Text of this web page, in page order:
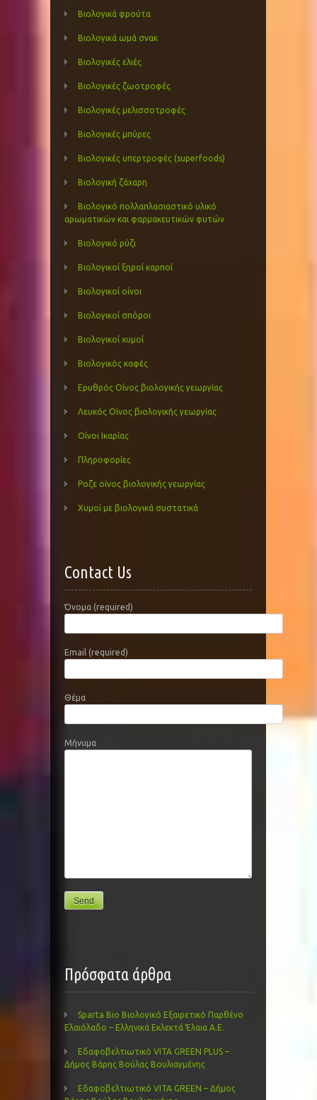
Βιολογικά φρούτα
Βιολογικά ωμά σνακ
Βιολογικές ελιές
Βιολογικές ζωοτροφές
Βιολογικές μελισσοτροφές
Βιολογικές μπύρες
Βιολογικές υπερτροφές (superfoods)
Βιολογική ζάχαρη
Βιολογικό πολλαπλασιαστικό υλικό
αρωματικών και φαρμακευτικών φυτών
Βιολογικό ρύζι
Βιολογικοί ξηροί καρποί
Βιολογικοί οίνοι
Βιολογικοί σπόροι
Βιολογικοί χυμοί
Βιολογικός καφές
Ερυθρός Οίνος βιολογικής γεωργίας
Λευκός Οίνος βιολογικής γεωργίας
Οίνοι Ικαρίας
Πληροφορίες
Ροζε οίνος βιολογικής γεωργίας
Χυμοί με βιολογικά συστατικά
Contact Us
Όνομα (required)
Email (required)
Θέμα
Μήνυμα
Πρόσφατα άρθρα
Sparta Bio Βιολογικό Εξαιρετικό Παρθένο
Ελαιόλαδο – Ελληνικά Εκλεκτά Έλαια Α.Ε.
Εδαφοβελτιωτικό VITA GREEN PLUS –
Δήμος Βάρης Βούλας Βουλιαγμένης
Εδαφοβελτιωτικό VITA GREEN – Δήμος